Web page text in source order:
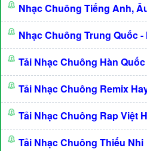
Nhạc Chuông Tiếng Anh,
Nhạc Chuông Trung Quốc -
Tải Nhạc Chuông Hàn
Tải Nhạc Chuông Remix
Tải Nhạc Chuông Rap Việt
Tải Nhạc Chuông Thiếu Nhi